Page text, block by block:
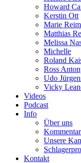
Howard
Kerstin Ott
Marie Reim
Matthias
Melissa
Michelle
Roland
Ross
Udo
Vicky
Videos
Podcast
Info
Über uns
Unsere
Kontakt